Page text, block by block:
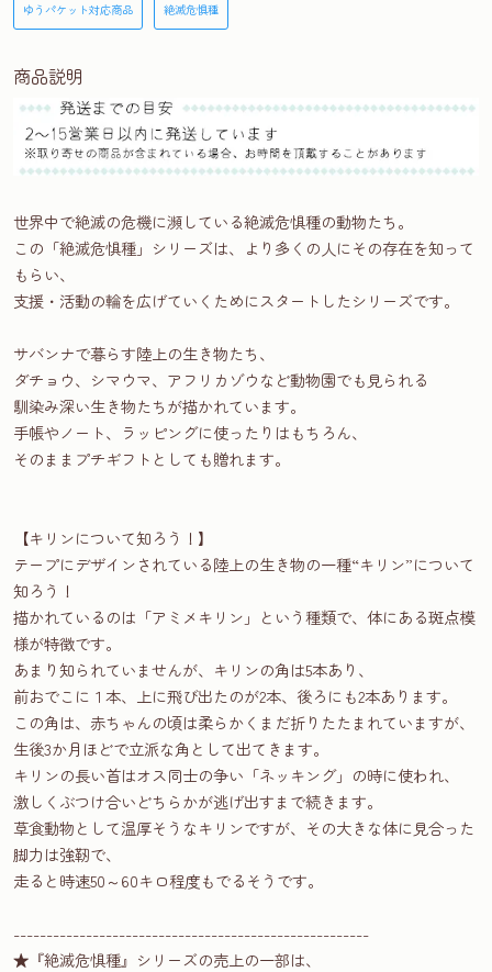
ゆうパケット対応商品 絶滅危惧種
商品説明
世界中で絶滅の危機に瀕している絶滅危惧種の動物たち。
この「絶滅危惧種」シリーズは、より多くの人にその存在を知って
もらい、
支援・活動の輪を広げていくためにスタートしたシリーズです。
サバンナで暮らす陸上の生き物たち、
ダチョウ、シマウマ、アフリカゾウなど動物園でも見られる
馴染み深い生き物たちが描かれています。
手帳やノート、ラッピングに使ったりはもちろん、
そのままプチギフトとしても贈れます。
【キリンについて知ろう！】
テープにデザインされている陸上の生き物の一種“キリン”について
知ろう！
描かれているのは「アミメキリン」という種類で、体にある斑点模
様が特徴です。
あまり知られていませんが、キリンの角は5本あり、
前おでこに１本、上に飛び出たのが2本、後ろにも2本あります。
この角は、赤ちゃんの頃は柔らかくまだ折りたたまれていますが、
生後3か月ほどで立派な角として出てきます。
キリンの長い首はオス同士の争い「ネッキング」の時に使われ、
激しくぶつけ合いどちらかが逃げ出すまで続きます。
草食動物として温厚そうなキリンですが、その大きな体に見合った
脚力は強靭で、
走ると時速50～60キロ程度もでるそうです。
------------------------------------------------------
★『絶滅危惧種』シリーズの売上の一部は、